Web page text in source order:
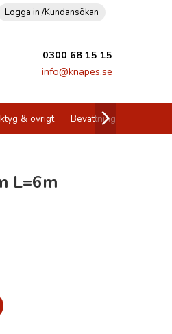
Logga in /Kundansökan
0300 68 15 15
info@knapes.se
& övrigt Bevattning
L=6m